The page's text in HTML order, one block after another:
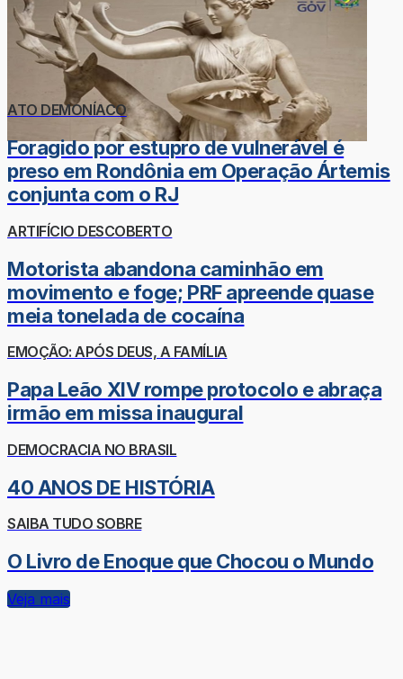
ATO DEMONÍACO
Foragido por estupro de vulnerável é
preso em Rondônia em Operação Ártemis
conjunta com o RJ
ARTIFÍCIO DESCOBERTO
Motorista abandona caminhão em
movimento e foge; PRF apreende quase
meia tonelada de cocaína
EMOÇÃO: APÓS DEUS, A FAMÍLIA
Papa Leão XIV rompe protocolo e abraça
irmão em missa inaugural
DEMOCRACIA NO BRASIL
40 ANOS DE HISTÓRIA
SAIBA TUDO SOBRE
O Livro de Enoque que Chocou o Mundo
Veja mais